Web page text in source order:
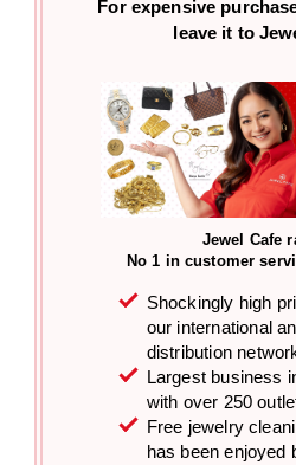
For expensive
leave it to
Jewel Cafe
No 1 in customer
Shockingly high
our international
distribution
Largest business
with over 250
Free jewelry
has been enjoyed